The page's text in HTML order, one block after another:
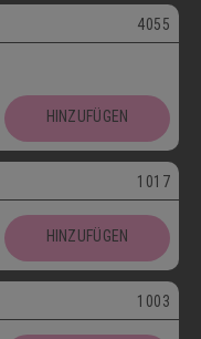
LÄGGERLI4055
HINZUFÜGEN
1017
HINZUFÜGEN
1003